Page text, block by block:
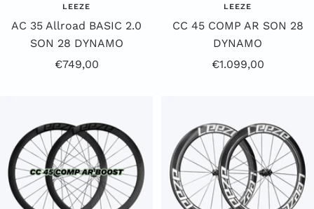
LEEZE
AC 35 Allroad BASIC 2.0
SON 28 DYNAMO
Aanbiedingsprijs
€749,00
LEEZE
CC 45 COMP AR SON 28
DYNAMO
Aanbiedingsprijs
€1.099,00